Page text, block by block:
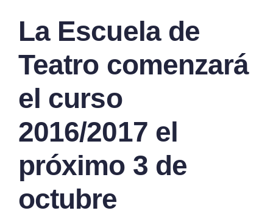
La Escuela de
Teatro comenzará
el curso
2016/2017 el
próximo 3 de
octubre